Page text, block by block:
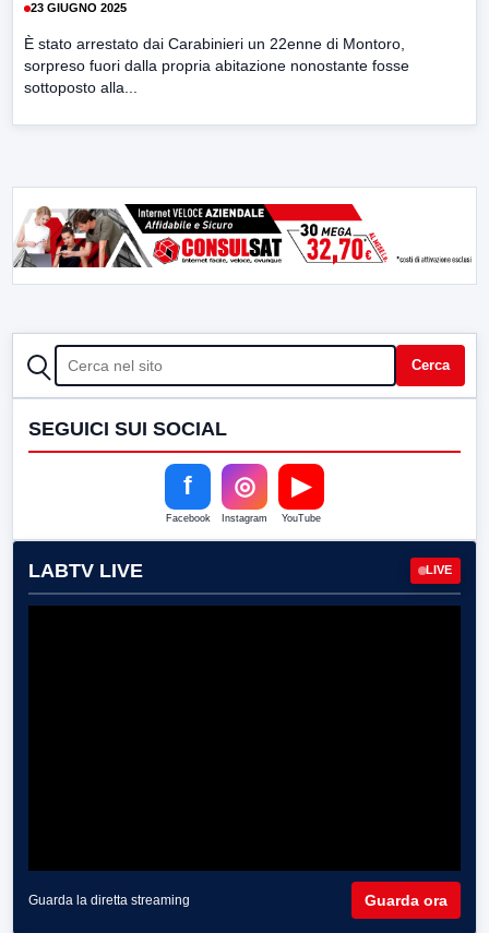
23 GIUGNO 2025
È stato arrestato dai Carabinieri un 22enne di Montoro,
sorpreso fuori dalla propria abitazione nonostante fosse
sottoposto alla...
CERCA Cerca
SEGUICI SUI SOCIAL
f
Facebook
◎
Instagram
▶
YouTube
LABTV LIVE LIVE
Guarda la diretta streaming Guarda ora